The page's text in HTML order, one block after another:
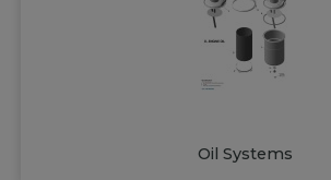
Oil Systems